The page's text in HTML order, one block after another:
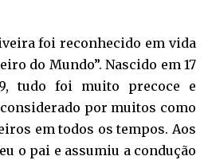
foi reconhecido em vida
do Mundo”. Nascido em 17
tudo foi muito precoce e
por muitos como
em todos os tempos. Aos
o pai e assumiu a condução